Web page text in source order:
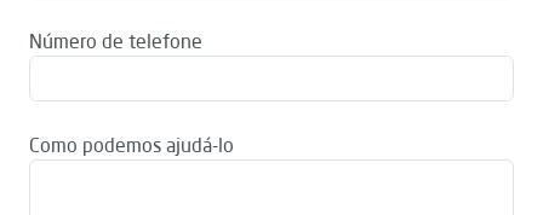
Número de telefone
Como podemos ajudá-lo